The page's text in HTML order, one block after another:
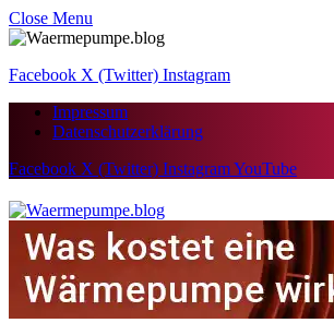
Close Menu
Facebook X (Twitter) Instagram
Impressum
Datenschutzerklärung
Facebook X (Twitter) InstagramYouTube